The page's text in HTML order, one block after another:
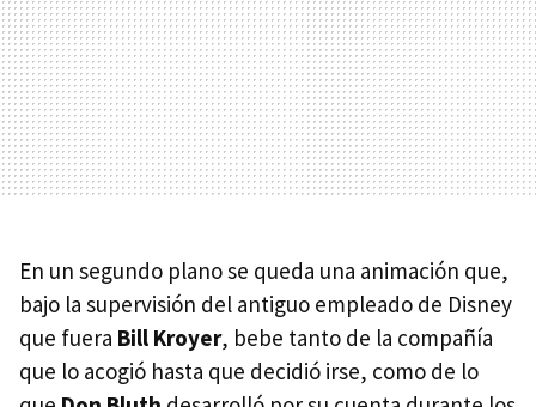
En un segundo plano se queda una animación que,
bajo la supervisión del antiguo empleado de Disney
que fuera Bill Kroyer, bebe tanto de la compañía
que lo acogió hasta que decidió irse, como de lo